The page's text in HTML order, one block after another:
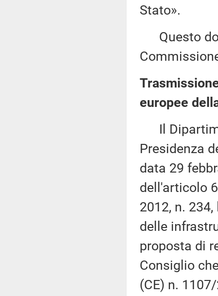
Stato».
Questo
europee
Il
Presidenza
data 29
dell'articolo
2012, n.
delle
proposta di
Consiglio
(CE) n.